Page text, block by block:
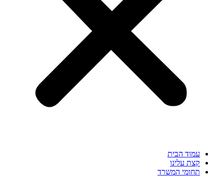
עמוד הבית
קצת עלינו
תחומי המשרד